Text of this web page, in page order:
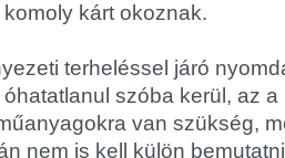
kárt okoznak.
terheléssel járó
szóba kerül, az
van szükség,
nem is kell külön